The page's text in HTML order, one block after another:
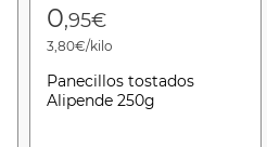
0,95€
3,80€/kilo
Panecillos tostados
Alipende 250g